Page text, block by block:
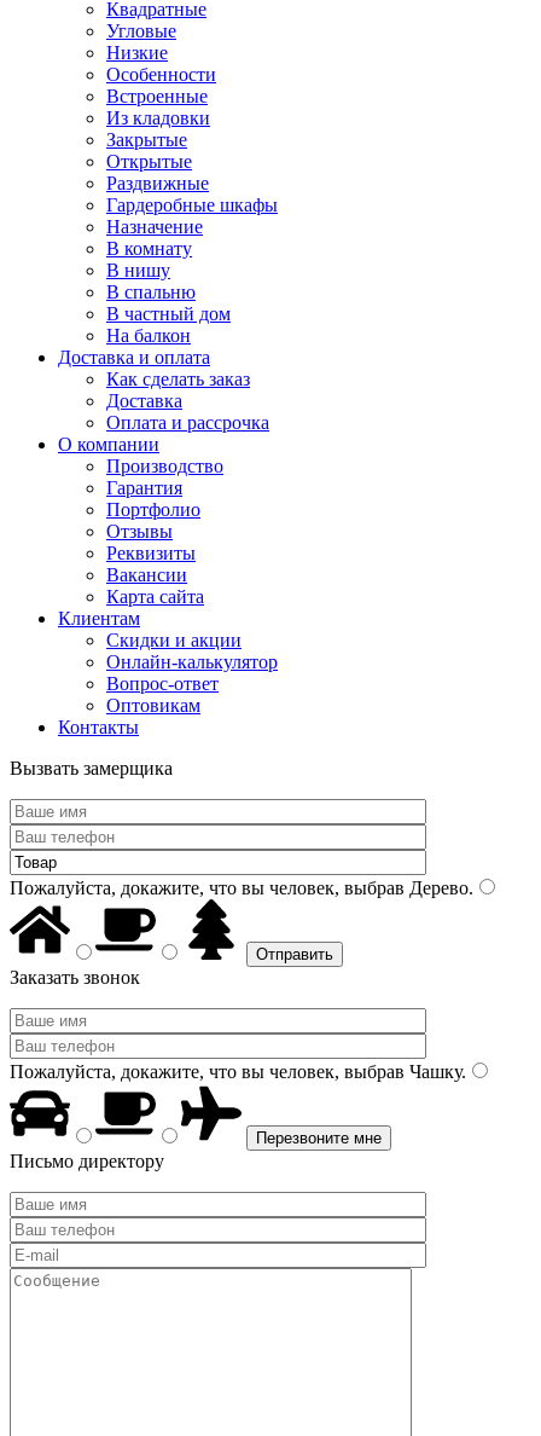
Квадратные
Угловые
Низкие
Особенности
Встроенные
Из кладовки
Закрытые
Открытые
Раздвижные
Гардеробные шкафы
Назначение
В комнату
В нишу
В спальню
В частный дом
На балкон
Доставка и оплата
Как сделать заказ
Доставка
Оплата и рассрочка
О компании
Производство
Гарантия
Портфолио
Отзывы
Реквизиты
Вакансии
Карта сайта
Клиентам
Скидки и акции
Онлайн-калькулятор
Вопрос-ответ
Оптовикам
Контакты
Вызвать замерщика
Пожалуйста, докажите, что вы человек, выбрав Дерево.
Заказать звонок
Пожалуйста, докажите, что вы человек, выбрав Чашку.
Письмо директору